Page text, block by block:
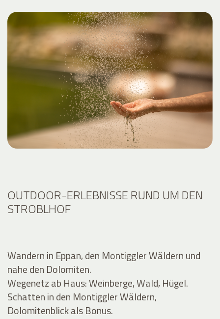
OUTDOOR-ERLEBNISSE RUND UM DEN
STROBLHOF
Wandern in Eppan, den Montiggler Wäldern und
nahe den Dolomiten.
Wegenetz ab Haus: Weinberge, Wald, Hügel.
Schatten in den Montiggler Wäldern,
Dolomitenblick als Bonus.